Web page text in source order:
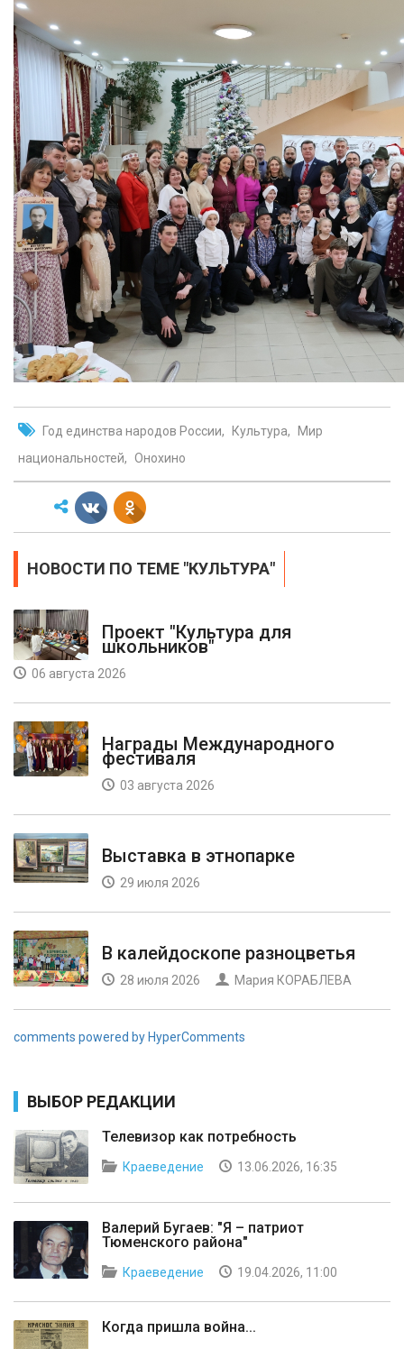
Год единства народов России Культура
Мир
национальностей
Онохино
НОВОСТИ ПО ТЕМЕ "КУЛЬТУРА"
Проект "Культура для
школьников"
06 августа 2026
Награды Международного
фестиваля
03 августа 2026
Выставка в этнопарке
29 июля 2026
В калейдоскопе разноцветья
28 июля 2026 Мария КОРАБЛЕВА
comments powered by HyperComments
ВЫБОР РЕДАКЦИИ
Телевизор как потребность
Краеведение 13.06.2026, 16:35
Валерий Бугаев: "Я – патриот
Тюменского района"
Краеведение 19.04.2026, 11:00
Когда пришла война...